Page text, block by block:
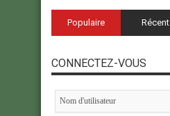
Populaire Récent
CONNECTEZ-VOUS